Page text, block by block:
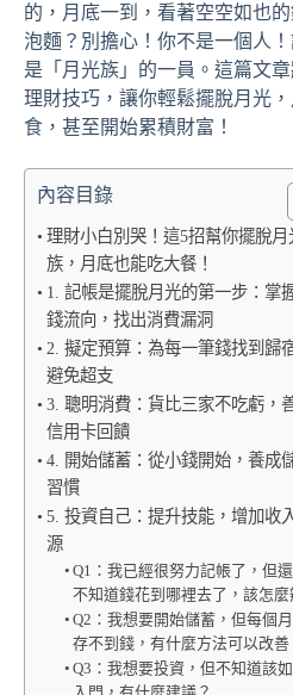
的，月底一到，看著空空如也
泡麵？別擔心！你不是一個人
是「月光族」的一員。這篇文
理財技巧，讓你輕鬆擺脫月光
食，甚至開始累積財富！
內容目錄
理財小白別哭！這5招幫你擺脫月
族，月底也能吃大餐！
1. 記帳是擺脫月光的第一步：掌
錢流向，找出消費漏洞
2. 擬定預算：為每一筆錢找到歸
避免超支
3. 聰明消費：貨比三家不吃虧，
信用卡回饋
4. 開始儲蓄：從小錢開始，養成
習慣
5. 投資自己：提升技能，增加收
源
Q1：我已經很努力記帳了，但
不知道錢花到哪裡去了，該怎麼
Q2：我想要開始儲蓄，但每個
存不到錢，有什麼方法可以改善
Q3：我想要投資，但不知道該